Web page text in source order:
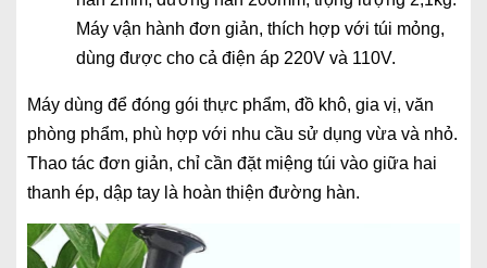
Máy vận hành đơn giản, thích hợp với túi mỏng,
dùng được cho cả điện áp 220V và 110V.
Máy dùng để đóng gói thực phẩm, đồ khô, gia vị, văn
phòng phẩm, phù hợp với nhu cầu sử dụng vừa và nhỏ.
Thao tác đơn giản, chỉ cần đặt miệng túi vào giữa hai
thanh ép, dập tay là hoàn thiện đường hàn.